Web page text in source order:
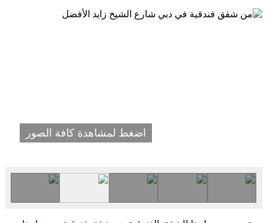
اضغط لمشاهدة كافة الصور